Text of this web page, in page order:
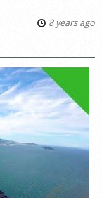
8 years ago